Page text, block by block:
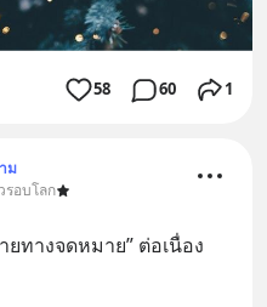
58 60 1
ม
รอบโลก
ทางจดหมาย” ต่อเนื่อง